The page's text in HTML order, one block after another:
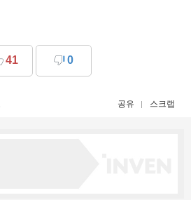
41 0
공유 스크랩